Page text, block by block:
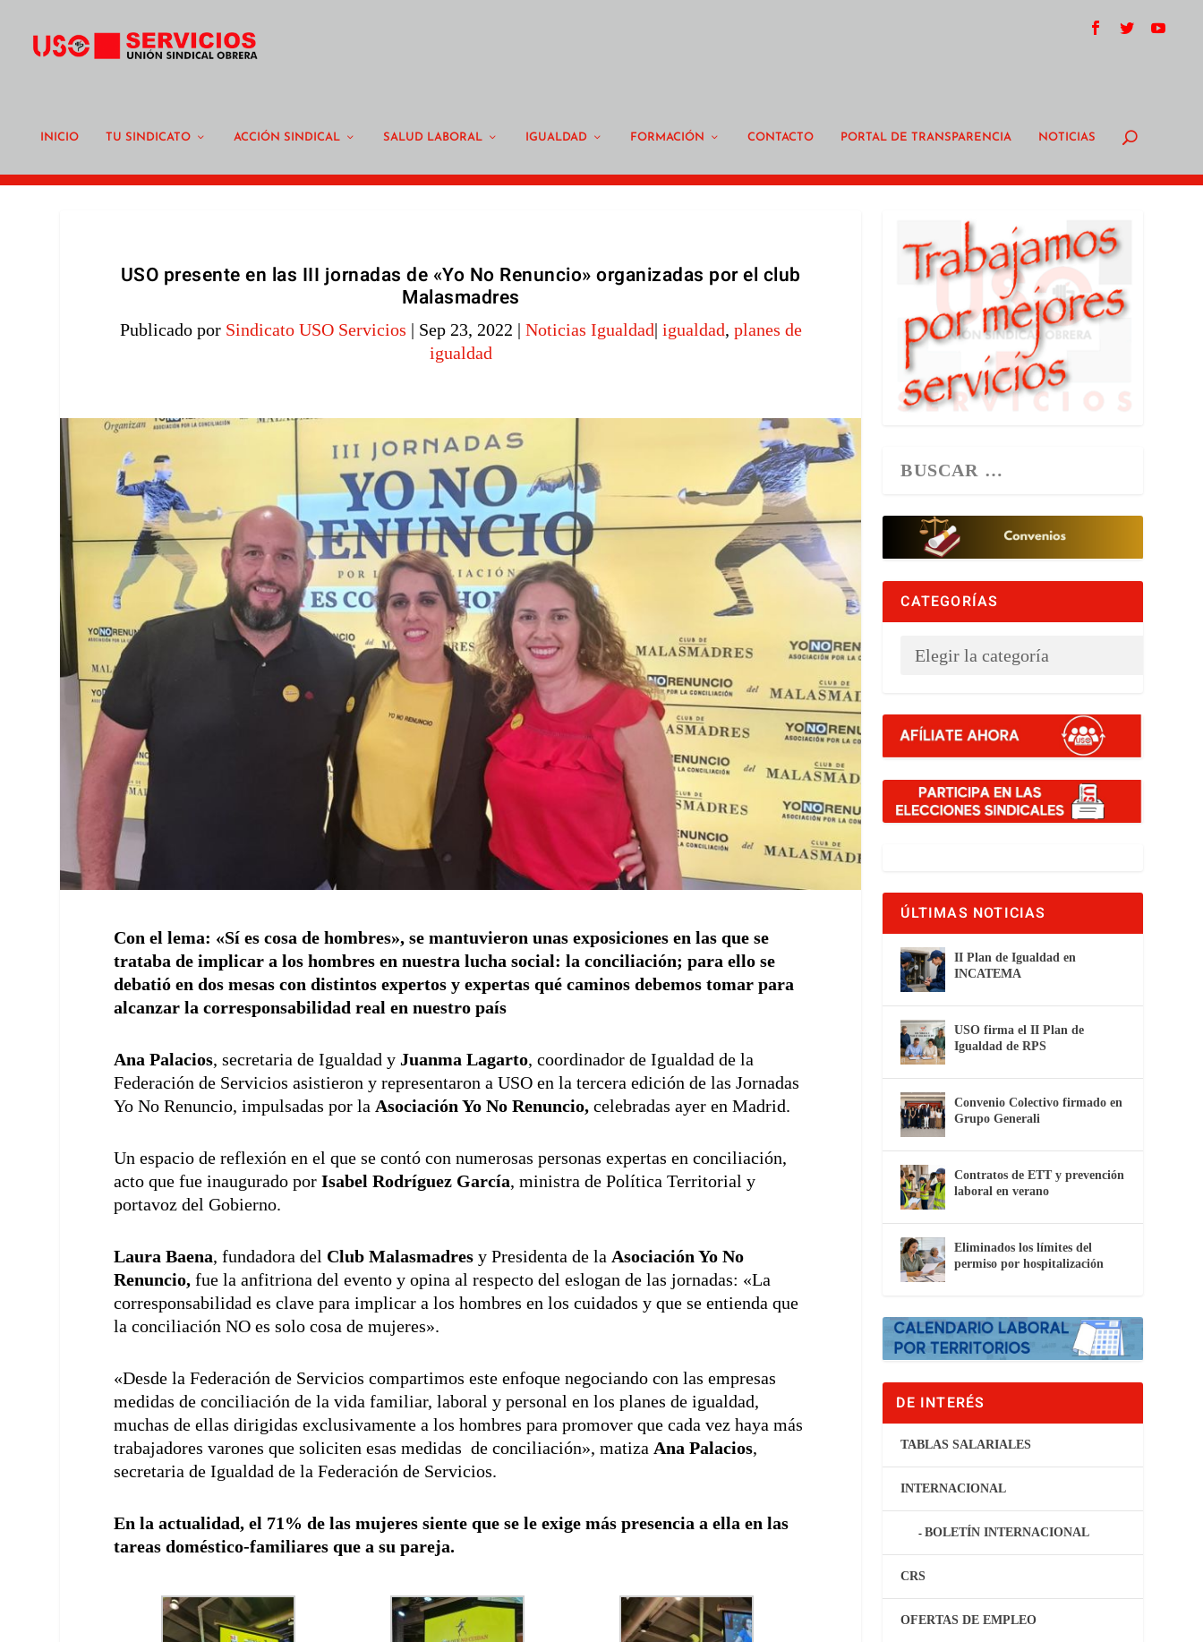
INICIO TU SINDICATO ACCIÓN SINDICAL SALUD LABORAL IGUALDAD FORMACIÓN CONTACTO PORTAL DE TRANSPARENCIA NOTICIAS
USO presente en las III jornadas de «Yo No Renuncio» organizadas por el club
Malasmadres
Publicado por Sindicato USO Servicios | Sep 23, 2022 | Noticias Igualdad| igualdad, planes de
igualdad
Con el lema: «Sí es cosa de hombres», se mantuvieron unas exposiciones en las que se
trataba de implicar a los hombres en nuestra lucha social: la conciliación; para ello se
debatió en dos mesas con distintos expertos y expertas qué caminos debemos tomar para
alcanzar la corresponsabilidad real en nuestro país
Ana Palacios, secretaria de Igualdad yJuanma Lagarto, coordinador de Igualdad de la
Federación de Servicios asistieron y representaron a USO en la tercera edición de las Jornadas
Yo No Renuncio, impulsadas por la Asociación Yo No Renuncio,celebradas ayer en Madrid.
Un espacio de reflexión en el que se contó con numerosas personas expertas en conciliación,
acto que fue inaugurado porIsabel Rodríguez García, ministra de Política Territorial y
portavoz del Gobierno.
Laura Baena, fundadora del Club Malasmadres y Presidenta de la Asociación Yo No
Renuncio,fue la anfitriona del evento y opina al respecto del eslogan de las jornadas: «La
corresponsabilidad es clave para implicar a los hombres en los cuidados y que se entienda que
la conciliación NO es solo cosa de mujeres».
«Desde la Federación de Servicios compartimos este enfoque negociando con las empresas
medidas de conciliación de la vida familiar, laboral y personal en los planes de igualdad,
muchas de ellas dirigidas exclusivamente a los hombres para promover que cada vez haya más
trabajadores varones que soliciten esas medidas de conciliación», matiza Ana Palacios,
secretaria de Igualdad de la Federación de Servicios.
En la actualidad, el 71% de las mujeres siente que se le exige más presencia a ella en las
tareas doméstico-familiares que a su pareja.
CATEGORÍAS
ÚLTIMAS NOTICIAS
II Plan de Igualdad en
INCATEMA
USO firma el II Plan de
Igualdad de RPS
Convenio Colectivo firmado en
Grupo Generali
Contratos de ETT y prevención
laboral en verano
Eliminados los límites del
permiso por hospitalización
DE INTERÉS
TABLAS SALARIALES
INTERNACIONAL
BOLETÍN INTERNACIONAL
CRS
OFERTAS DE EMPLEO